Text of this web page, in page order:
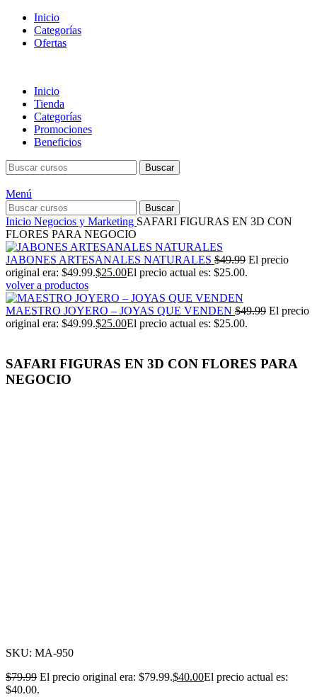
Inicio
Categorías
Ofertas
Inicio
Tienda
Categorías
Promociones
Beneficios
Buscar
Menú
Buscar
Inicio Negocios y Marketing SAFARI FIGURAS EN 3D CON
FLORES PARA NEGOCIO
JABONES ARTESANALES NATURALES $49.99 El precio
original era: $49.99.$25.00El precio actual es: $25.00.
volver a productos
MAESTRO JOYERO – JOYAS QUE VENDEN $49.99 El precio
original era: $49.99.$25.00El precio actual es: $25.00.
SAFARI FIGURAS EN 3D CON FLORES PARA
NEGOCIO
SKU: MA-950
$79.99 El precio original era: $79.99.$40.00El precio actual es:
$40.00.